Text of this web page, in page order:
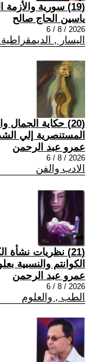
(19) سورية والأزمة الوطنية الجيليّة
ياسين الحاج صالح
2026 / 8 / 6
اليسار ,
(20) حكاية
المستنصرية إلي
عمرو عبد الرحمن
2026 / 8 / 6
الادب والفن
(21) نظريات نشأة
الكوانتم والنسبية
عمرو عبد الرحمن
2026 / 8 / 6
الطب , والعلوم